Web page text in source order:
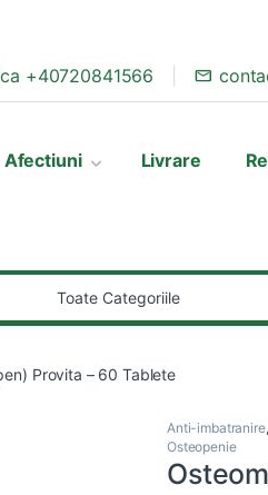
+40720841566
Afectiuni Livrare
Provita – 60 Tablete
Anti-imbatranire,
Osteopenie